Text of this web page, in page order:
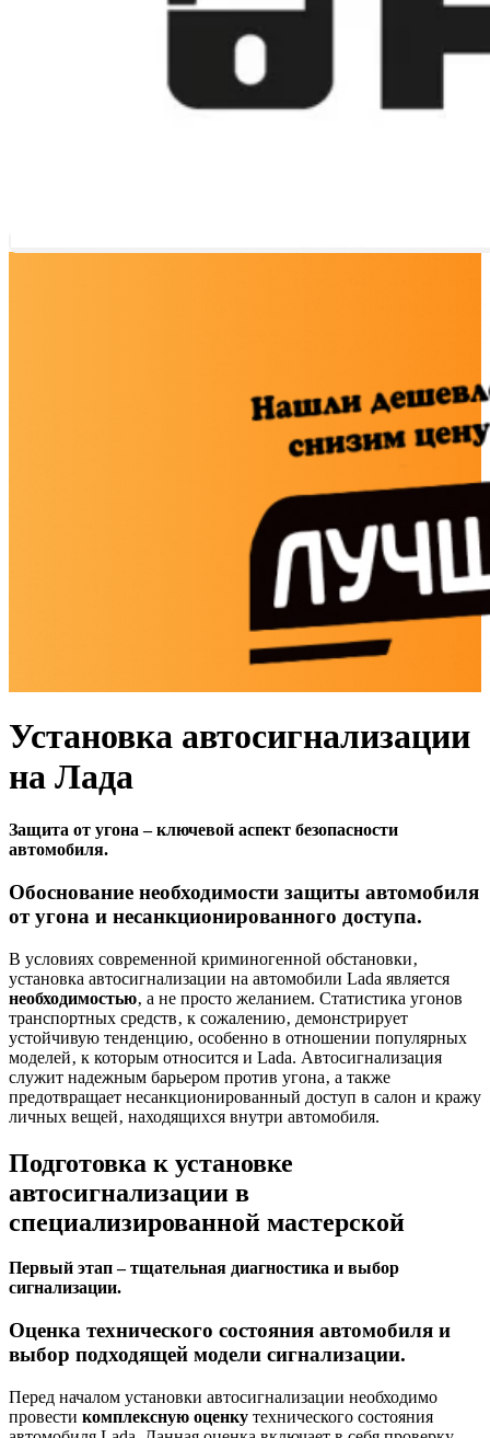
Установка автосигнализации
на Лада
Защита от угона – ключевой аспект безопасности
автомобиля.
Обоснование необходимости защиты автомобиля
от угона и несанкционированного доступа.
В условиях современной криминогенной обстановки‚
установка автосигнализации на автомобили Lada является
необходимостью‚ а не просто желанием. Статистика угонов
транспортных средств‚ к сожалению‚ демонстрирует
устойчивую тенденцию‚ особенно в отношении популярных
моделей‚ к которым относится и Lada. Автосигнализация
служит надежным барьером против угона‚ а также
предотвращает несанкционированный доступ в салон и кражу
личных вещей‚ находящихся внутри автомобиля.
Подготовка к установке
автосигнализации в
специализированной мастерской
Первый этап – тщательная диагностика и выбор
сигнализации.
Оценка технического состояния автомобиля и
выбор подходящей модели сигнализации.
Перед началом установки автосигнализации необходимо
провести комплексную оценку технического состояния